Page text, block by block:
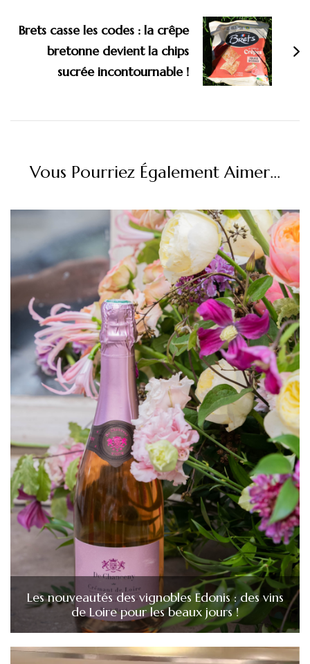
Brets casse les codes : la crêpe
bretonne devient la chips
sucrée incontournable !
Vous Pourriez Également Aimer...
Les nouveautés des vignobles Edonis : des vins
de Loire pour les beaux jours !